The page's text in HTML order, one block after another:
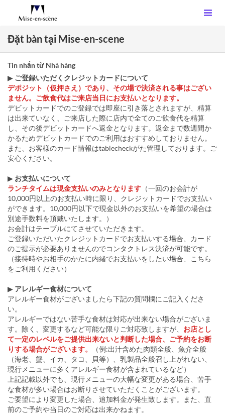
Đặt bàn tại Mise-en-scene
Tin nhắn từ Nhà hàng
▶ ご登録いただくクレジットカードについて
デポジット（仮押さえ）であり、その場で決済される事はござい
ません。ご飲食代はご来店当日にお支払いとなります。
デビットカードでのご登録では即座に引き落とされますが、精算
は出来ていなく、ご来店した際に店内で全てのご飲食代を精算
し、その後デビットカードへ返金となります。返金まで数週間か
かるためデビットカードでのご利用はおすすめしておりません。
また、お客様のカード情報はtablecheckがた管理しております。ご
安心ください。
▶ お支払いについて
ランチタイムは現金支払いのみとなります （一回のお会計が
10,000円以上のお支払い時に限り、クレジットカードでお支払い
ができます。10,000円以下で現金以外のお支払いを希望の場合は
別途手数料を頂戴いたします。）
お会計はテーブルにてさせていただきます。
ご登録いただいたクレジットカードでお支払いする場合、カード
のご提示が必要ありませんのでコンタクトレス決済が可能です。
（接待時やお相手のかたに内緒でお支払いをしたい場合、こちら
をご利用ください）
▶ アレルギー食材について
アレルギー食材がございましたら下記の質問欄にご記入くださ
い。
アレルギーではない苦手な食材は対応が出来ない場合がございま
す。除く、変更するなど可能な限りご対応致しますが、 お店とし
て一定のレベルをご提供出来ないと判断した場合、ご予約をお断
りする場合がございます。
（例:出汁含めた肉類全般、魚介全般
（海老、蟹、イカ、タコ、貝等）、乳製品全般召し上がれない、
現行メニューに多くアレルギー食材が含まれているなど）
上記記載以外でも、現行メニューの大幅な変更がある場合、苦手
な食材が多い場合はお断りさせていただくことがございます。
ご要望により変更した場合、追加料金が発生致します。また、直
前のご予約や当日のご対応は出来かねます。